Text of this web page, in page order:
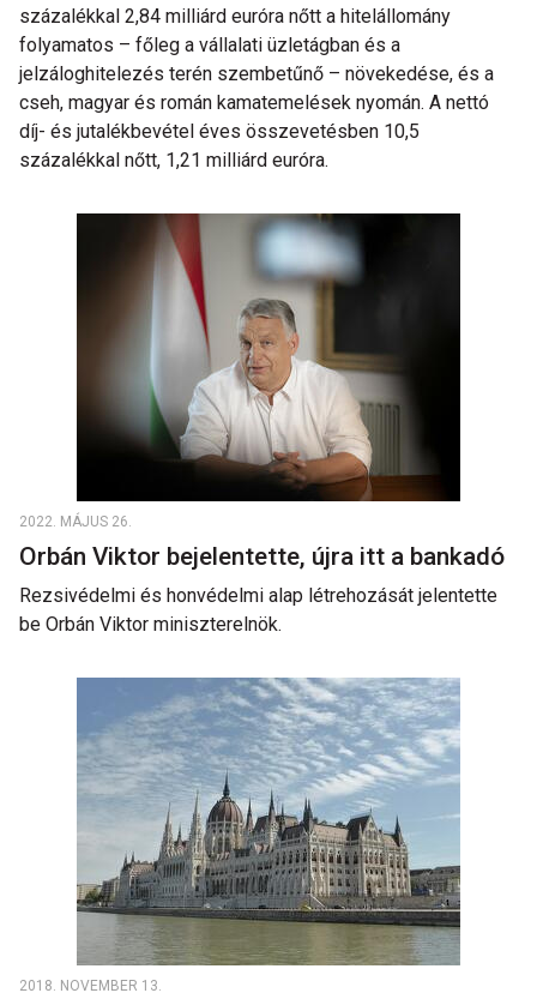
százalékkal 2,84 milliárd euróra nőtt a hitelállomány
folyamatos – főleg a vállalati üzletágban és a
jelzáloghitelezés terén szembetűnő – növekedése, és a
cseh, magyar és román kamatemelések nyomán. A nettó
díj- és jutalékbevétel éves összevetésben 10,5
százalékkal nőtt, 1,21 milliárd euróra.
2022. MÁJUS 26.
Orbán Viktor bejelentette, újra itt a bankadó
Rezsivédelmi és honvédelmi alap létrehozását jelentette
be Orbán Viktor miniszterelnök.
2018. NOVEMBER 13.